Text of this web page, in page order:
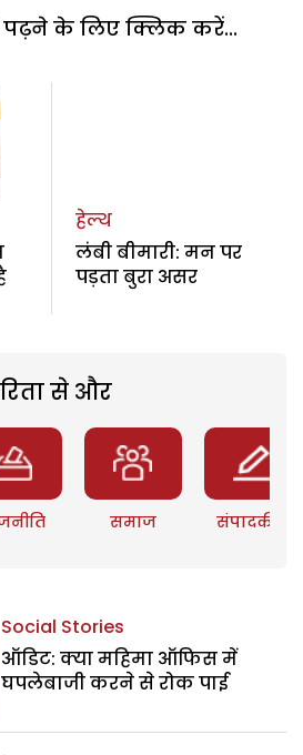
पढ़ने के लिए क्लिक करें...
हेल्थ
लंबी बीमारी: मन पर
पड़ता बुरा असर
से और
समाज संपादकीय
Social Stories
ऑडिट: क्या महिमा ऑफिस में
घपलेबाजी करने से रोक पाई